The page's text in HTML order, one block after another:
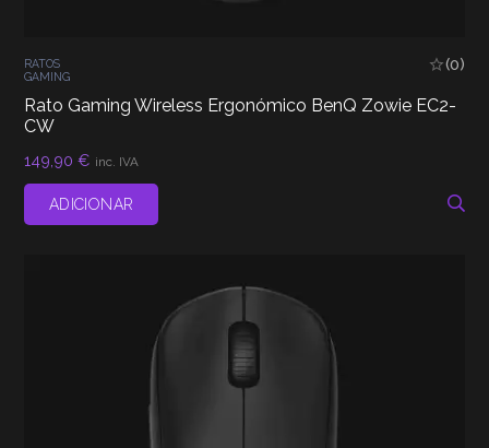
RATOS
GAMING
(0)
Rato Gaming Wireless Ergonómico BenQ Zowie EC2-
CW
149,90€ inc. IVA
ADICIONAR